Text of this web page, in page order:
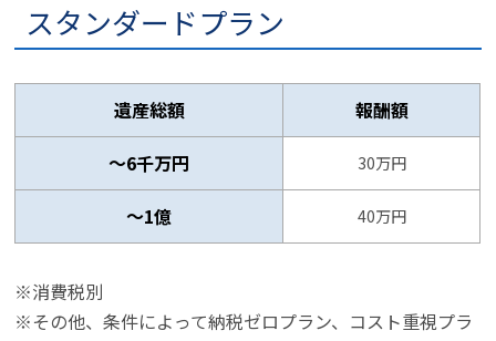
スタンダードプラン
遺産総額
報酬額
～6千万円
30万円
～1億 40万円
※消費税別
※その他、条件によって納税ゼロプラン、コスト重視プラ